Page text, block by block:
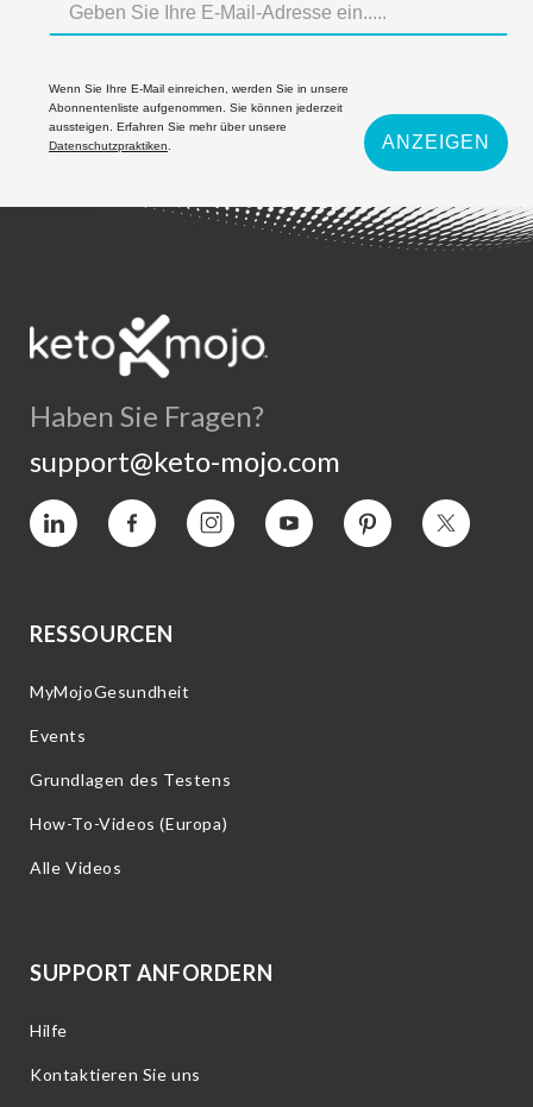
Wenn Sie Ihre E-Mail einreichen, werden Sie in unsere
Abonnentenliste aufgenommen. Sie können jederzeit
aussteigen. Erfahren Sie mehr über unsere
Datenschutzpraktiken
ANZEIGEN
Haben Sie Fragen?
support@keto-mojo.com
Vimeo Facebook InstagramYouTube InteresseTwitter
RESSOURCEN
MyMojoGesundheit
Events
Grundlagen des Testens
How-To-Videos (Europa)
Alle Videos
SUPPORT ANFORDERN
Hilfe
Kontaktieren Sie uns